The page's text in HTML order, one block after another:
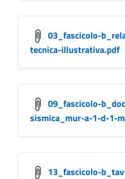
03_fascicolo-
tecnica-illustrativa.pdf
09_fascicolo-
sismica_mur-a-1-d-1-
13_fascicolo-